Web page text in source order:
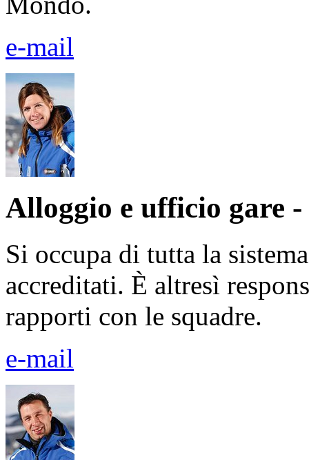
e-mail
Alloggio e ufficio gare
Si occupa di tutta la
accreditati. È altresì
rapporti con le squadre.
e-mail